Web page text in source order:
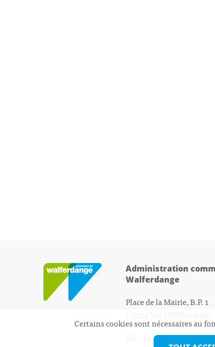
Administration
Walferdange
Place de la Mairie, B.P. 1
Tél.: 33 01 44 - 1
Certains cookies sont nécessaires au